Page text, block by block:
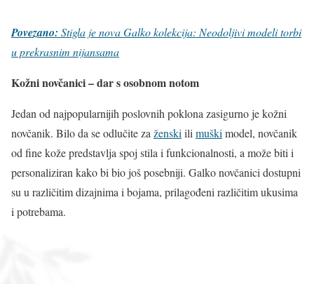
Povezano: Stigla je nova Galko kolekcija: Neodoljivi modeli torbi
u prekrasnim nijansama
Kožni novčanici – dar s osobnom notom
Jedan od najpopularnijih poslovnih poklona zasigurno je kožni
novčanik. Bilo da se odlučite zaženskiilimuškimodel, novčanik
od fine kože predstavlja spoj stila i funkcionalnosti, a može biti i
personaliziran kako bi bio još posebniji. Galko novčanici dostupni
su u različitim dizajnima i bojama, prilagođeni različitim ukusima
i potrebama.